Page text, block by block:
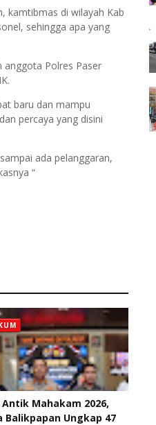
kamtibmas di wilayah Kab
sehingga apa yang
anggota Polres Paser
baru dan mampu
percaya yang disini
ada pelanggaran,
“
Mahakam 2026,
Balikpapan Ungkap 47